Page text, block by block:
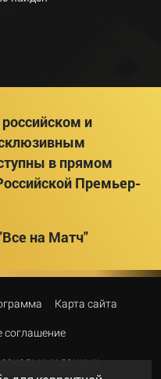
и
в прямом
Премьер-
на Матч"
Карта сайта
соглашение
данных